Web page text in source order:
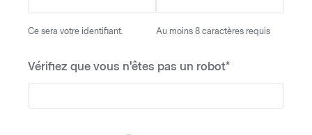
Ce sera votre identifiant. Au moins 8 caractères requis
Vérifiez que vous n'êtes pas un robot*